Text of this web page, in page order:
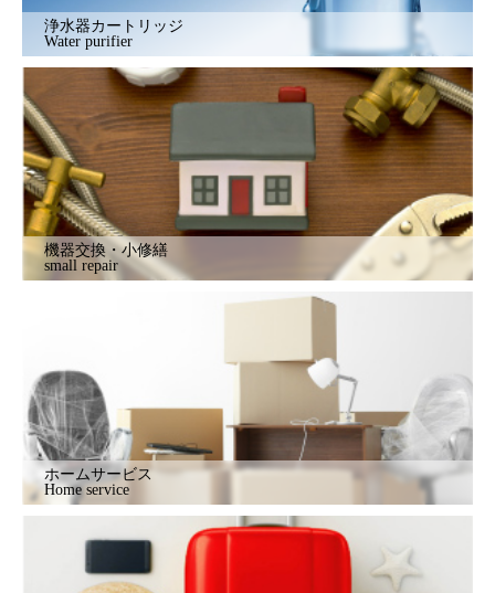
浄水器カートリッジ
Water purifier
機器交換・小修繕
small repair
ホームサービス
Home service